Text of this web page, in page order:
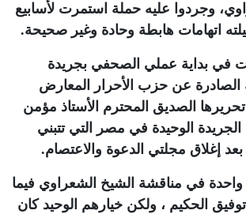
وجردوا عليه حملة استمرت لأسابيع
اتهامات هابطة وحادة وغير صحيحة.
في بداية عملي الصحفي بجريدة
الصادرة عن حزب الأحرار المعارض
الصديق المحترم الأستاذ مؤمن
الجريدة الوحيدة في مصر التي تتبني
بعد إغلاق مجلتي الدعوة والاعتصام.
في مناقشة الشيخ الشعراوي فيما
الحكيم ، ولكن خيارهم الوحيد كان